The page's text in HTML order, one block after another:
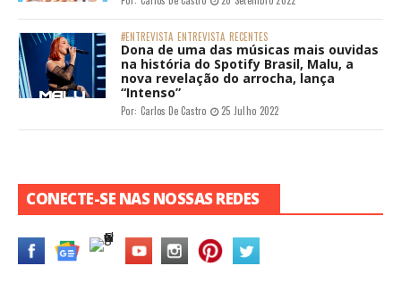
#ENTREVISTA ENTREVISTA RECENTES
Dona de uma das músicas mais ouvidas
na história do Spotify Brasil, Malu, a
nova revelação do arrocha, lança
“Intenso”
Por: Carlos De Castro 25 Julho 2022
CONECTE-SE NAS NOSSAS REDES